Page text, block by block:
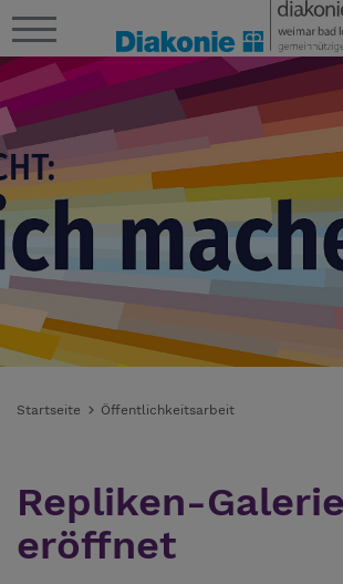
Startseite Öffentlichkeitsarbeit
Repliken-
eröffnet